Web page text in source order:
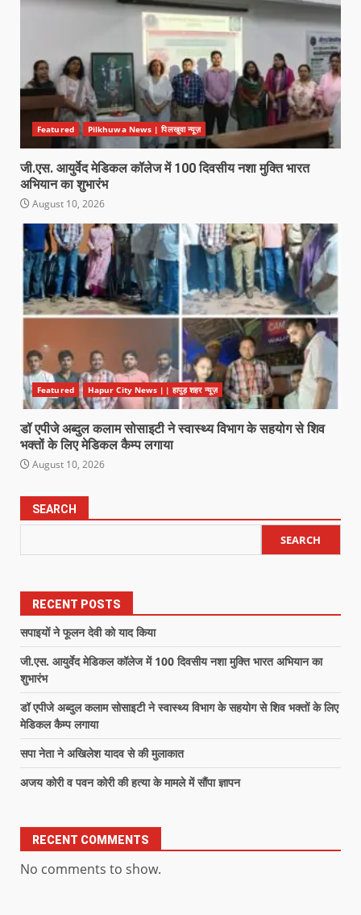
Featured Pilkhuwa News | पिलखुवा न्यूज़
जी.एस. आयुर्वेद मेडिकल कॉलेज में 100 दिवसीय नशा मुक्ति भारत
अभियान का शुभारंभ
August 10, 2026
Featured Hapur City News || हापुड़ शहर न्यूज़
डॉ एपीजे अब्दुल कलाम सोसाइटी ने स्वास्थ्य विभाग के सहयोग से शिव
भक्तों के लिए मेडिकल कैम्प लगाया
August 10, 2026
SEARCH
SEARCH
RECENT POSTS
सपाइयों ने फूलन देवी को याद किया
जी.एस. आयुर्वेद मेडिकल कॉलेज में 100 दिवसीय नशा मुक्ति भारत अभियान का
शुभारंभ
डॉ एपीजे अब्दुल कलाम सोसाइटी ने स्वास्थ्य विभाग के सहयोग से शिव भक्तों के लिए
मेडिकल कैम्प लगाया
सपा नेता ने अखिलेश यादव से की मुलाकात
अजय कोरी व पवन कोरी की हत्या के मामले में सौंपा ज्ञापन
RECENT COMMENTS
No comments to show.